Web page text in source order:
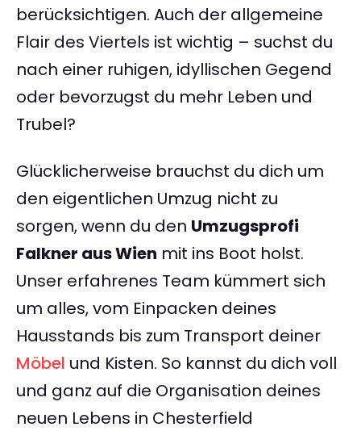
berücksichtigen. Auch der allgemeine
Flair des Viertels ist wichtig – suchst du
nach einer ruhigen, idyllischen Gegend
oder bevorzugst du mehr Leben und
Trubel?
Glücklicherweise brauchst du dich um
den eigentlichen Umzug nicht zu
sorgen, wenn du den Umzugsprofi
Falkner aus Wien mit ins Boot holst.
Unser erfahrenes Team kümmert sich
um alles, vom Einpacken deines
Hausstands bis zum Transport deiner
Möbel und Kisten. So kannst du dich voll
und ganz auf die Organisation deines
neuen Lebens in Chesterfield